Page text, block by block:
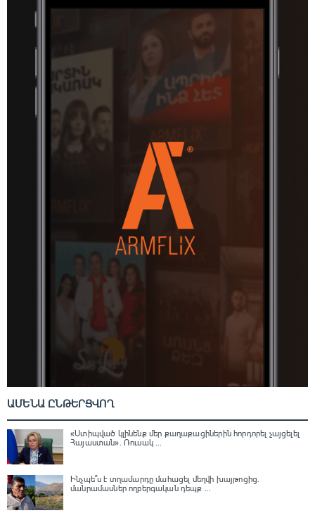
ԱՄԵՆԱ ԸՆԹԵՐՑՎՈՂ
«Ստիպված կլինենք մեր քաղաքացիներին հորդորել չայցելել
Հայաստան»․ Ռուսակ ...
Ինչպե՞ս է տղամարդը մահացել մեղվի խայթոցից.
մանրամասներ ողբերգական դեպք ...